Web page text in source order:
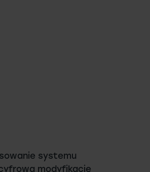
systemu
modyfikację